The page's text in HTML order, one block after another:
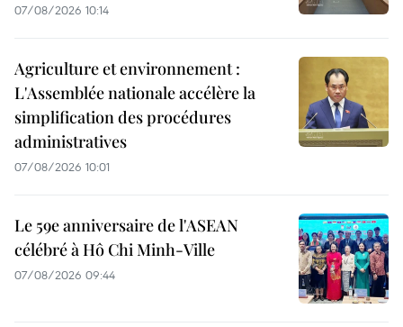
07/08/2026 10:14
Agriculture et environnement :
L'Assemblée nationale accélère la
simplification des procédures
administratives
07/08/2026 10:01
Le 59e anniversaire de l'ASEAN
célébré à Hô Chi Minh-Ville
07/08/2026 09:44